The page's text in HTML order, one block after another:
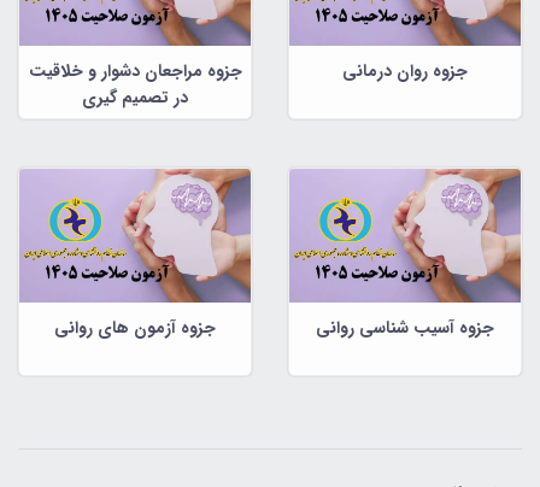
جزوه روان درمانی
جزوه مراجعان دشوار و خلاقیت
در تصمیم گیری
جزوه آسیب شناسی روانی جزوه آزمون های روانی